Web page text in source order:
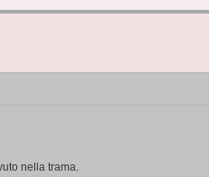
nella trama.